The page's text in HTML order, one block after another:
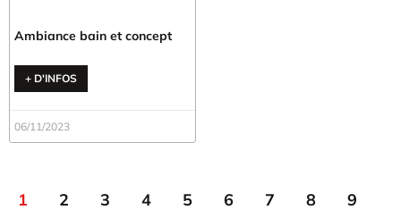
Ambiance bain et concept
+ D'INFOS
06/11/2023
1 2 3 4 5 6 7 8 9